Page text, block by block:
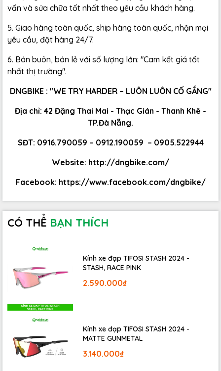
vấn và sửa chữa tốt nhất theo yêu cầu khách hàng.
5. Giao hàng toàn quốc, ship hàng toàn quốc, nhận mọi
yêu cầu, đặt hàng 24/7.
6. Bán buôn, bán lẻ với số lượng lớn: "Cam kết giá tốt
nhất thị trường".
DNGBIKE : "WE TRY HARDER – LUÔN LUÔN CỐ GẮNG"
Địa chỉ: 42 Đặng Thai Mai - Thạc Gián - Thanh Khê -
TP.Đà Nẵng.
SĐT: 0916.790059 – 0912.190059 – 0905.522944
Website: http://dngbike.com/
Facebook: https://www.facebook.com/dngbike/
CÓ THỂ BẠN THÍCH
Kính xe đạp TIFOSI STASH 2024 -
STASH, RACE PINK
2.590.000₫
Kính xe đạp TIFOSI STASH 2024 -
MATTE GUNMETAL
3.140.000₫